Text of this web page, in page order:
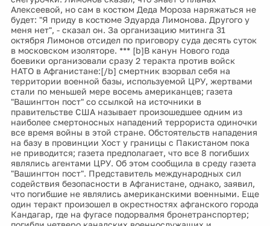
Алексеевой, но сам в костюм Деда Мороза наряжаться не
будет: "Я приду в костюме Эдуарда Лимонова. Другого у
меня нет", - сказал он. За организацию митинга 31
октября Лимонов отсидел по приговору суда десять суток
в московском изоляторе. *** [b]В канун Нового года
боевики организовали сразу 2 теракта против войск
НАТО в Афганистане:[/b] смертник взорвал себя на
территории военной базы, используемой ЦРУ, жертвами
стали по меньшей мере восемь американцев; газета
"Вашингтон пост" со ссылкой на источники в
правительстве США называет произошедшее одним из
наиболее смертоносных нападений террориста одиночки
все время войны в этой стране. Обстоятельств нападения
на базу в провинции Хост у границы с Пакистаном пока
не приводится; газета предполагает, что все 8 погибших
являлись агентами ЦРУ. Об этом сообщила в среду газета
"Вашингтон пост". Представитель международных сил
содействия безопасности в Афганистане, однако, заявил,
что погибшие не являлись американскими военными. Еще
один теракт произошел в окрестностях афганского города
Кандагар, где на фугасе подорвалмя бронетранспортер;